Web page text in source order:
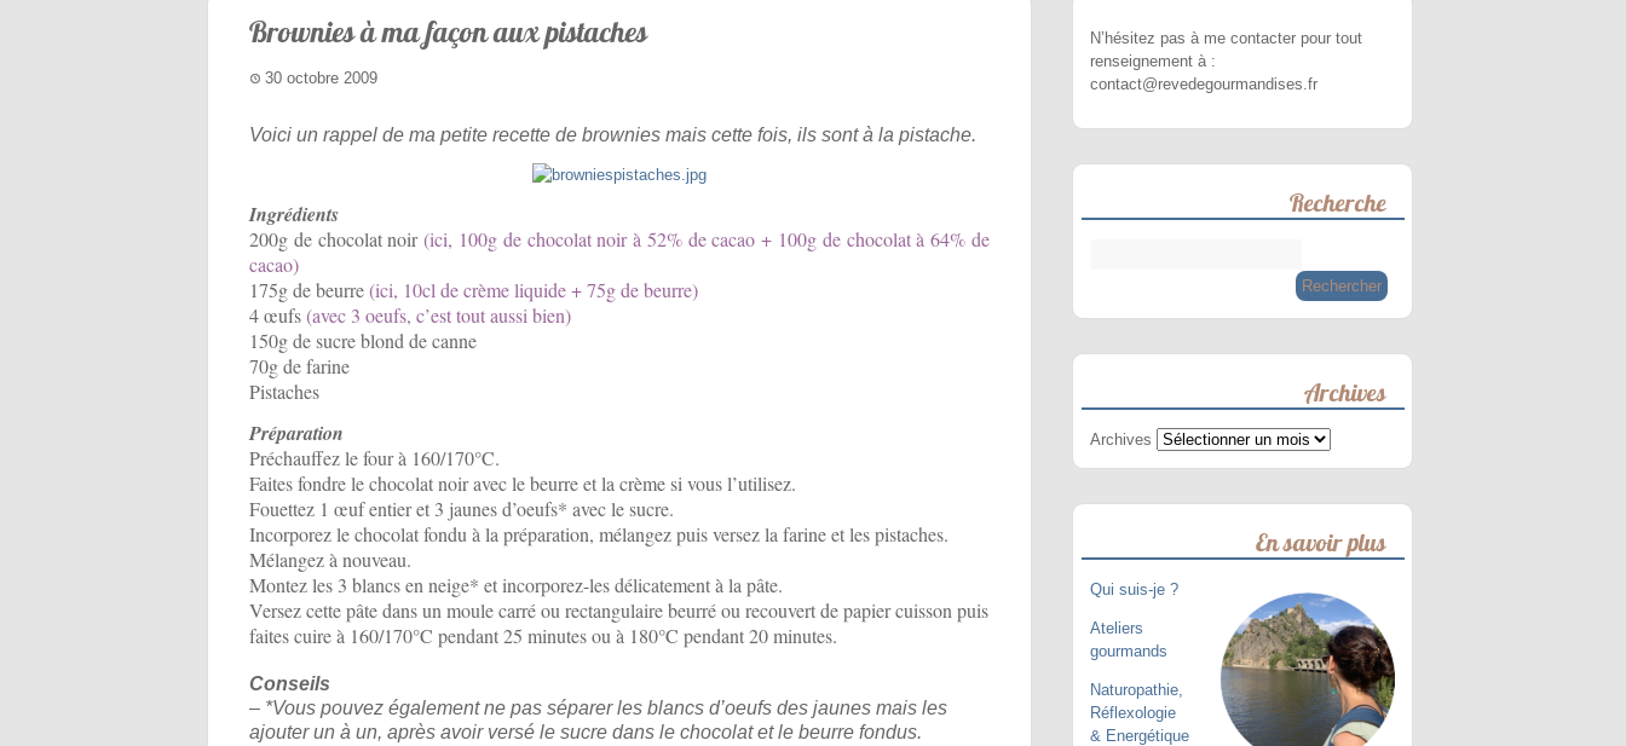
Brownies à ma façon aux pistaches
30 octobre 2009
Voici un rappel de ma petite recette de brownies mais cette fois, ils sont à la pistache.
Ingrédients
200g de chocolat noir(ici, 100g de chocolat noir à 52% de cacao + 100g de chocolat à 64% de
cacao)
175g de beurre(ici, 10cl de crème liquide + 75g de beurre)
4 œufs(avec 3 oeufs, c’est tout aussi bien)
150g de sucre blond de canne
70g de farine
Pistaches
Préparation
Préchauffez le four à 160/170°C.
Faites fondre le chocolat noir avec le beurre et la crème si vous l’utilisez.
Fouettez 1 œuf entier et 3 jaunes d’oeufs* avec le sucre.
Incorporez le chocolat fondu à la préparation, mélangez puis versez la farine et les pistaches.
Mélangez à nouveau.
Montez les 3 blancs en neige* et incorporez-les délicatement à la pâte.
Versez cette pâte dans un moule carré ou rectangulaire beurré ou recouvert de papier cuisson puis
faites cuire à 160/170°C pendant 25 minutes ou à 180°C pendant 20 minutes.
Conseils
– *Vous pouvez également ne pas séparer les blancs d’oeufs des jaunes mais les
ajouter un à un, après avoir versé le sucre dans le chocolat et le beurre fondus.
N’hésitez pas à me contacter pour tout
renseignement à :
contact@revedegourmandises.fr
Recherche
Archives
Archives
En savoir plus
Qui suis-je ?
Ateliers
gourmands
Naturopathie,
Réflexologie
& Energétique